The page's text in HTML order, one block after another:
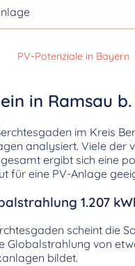
PV-Potenziale in Bayern
in Ramsau
im Kreis
analysiert. Viele der
ergibt sich eine
für eine PV-Anlage
1.207
scheint die
Globalstrahlung von
bildet.